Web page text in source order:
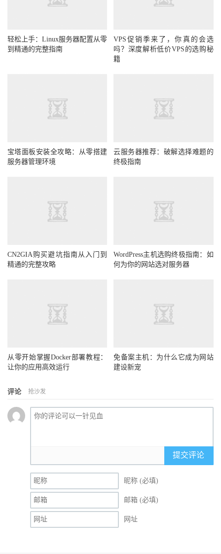
轻松上手：Linux服务器配置从零
到精通的完整指南
VPS促销季来了，你真的会选
吗？深度解析低价VPS的选购秘
籍
宝塔面板安装全攻略：从零搭建
服务器管理环境
云服务器推荐：破解选择难题的
终极指南
CN2GIA购买避坑指南从入门到
精通的完整攻略
WordPress主机选购终极指南：如
何为你的网站选对服务器
从零开始掌握Docker部署教程：
让你的应用高效运行
免备案主机：为什么它成为网站
建设新宠
评论 抢沙发
提交评论
昵称 (必填)
邮箱 (必填)
网址